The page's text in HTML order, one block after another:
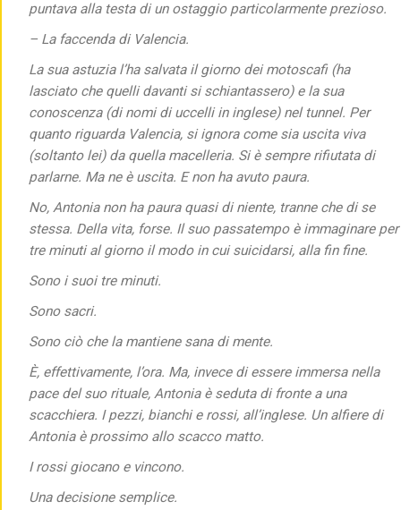
puntava alla testa di un ostaggio particolarmente prezioso.
– La faccenda di Valencia.
La sua astuzia l’ha salvata il giorno dei motoscafi (ha
lasciato che quelli davanti si schiantassero) e la sua
conoscenza (di nomi di uccelli in inglese) nel tunnel. Per
quanto riguarda Valencia, si ignora come sia uscita viva
(soltanto lei) da quella macelleria. Si è sempre rifiutata di
parlarne. Ma ne è uscita. E non ha avuto paura.
No, Antonia non ha paura quasi di niente, tranne che di se
stessa. Della vita, forse. Il suo passatempo è immaginare per
tre minuti al giorno il modo in cui suicidarsi, alla fin fine.
Sono i suoi tre minuti.
Sono sacri.
Sono ciò che la mantiene sana di mente.
È, effettivamente, l’ora. Ma, invece di essere immersa nella
pace del suo rituale, Antonia è seduta di fronte a una
scacchiera. I pezzi, bianchi e rossi, all’inglese. Un alfiere di
Antonia è prossimo allo scacco matto.
I rossi giocano e vincono.
Una decisione semplice.